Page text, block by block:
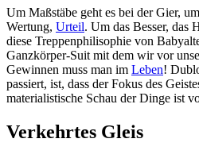
Um Maßstäbe geht es bei der Gier, um
Wertung, Urteil. Um das Besser, das
diese Treppenphilisophie von
Ganzkörper-Suit mit dem wir vor
Gewinnen muss man im Leben!
passiert, ist, dass der Fokus des
materialistische Schau der Dinge ist
Verkehrtes Gleis